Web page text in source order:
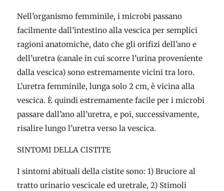
Nell’organismo femminile, i microbi passano
facilmente dall’intestino alla vescica per semplici
ragioni anatomiche, dato che gli orifizi dell’ano e
dell’uretra (canale in cui scorre l’urina proveniente
dalla vescica) sono estremamente vicini tra loro.
L’uretra femminile, lunga solo 2 cm, è vicina alla
vescica. È quindi estremamente facile per i microbi
passare dall’ano all’uretra, e poi, successivamente,
risalire lungo l’uretra verso la vescica.
SINTOMI DELLA CISTITE
I sintomi abituali della cistite sono: 1) Bruciore al
tratto urinario vescicale ed uretrale, 2) Stimoli